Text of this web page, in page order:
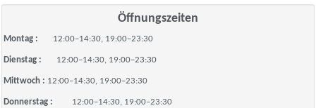
Öffnungszeiten
Montag : 12:00–14:30, 19:00–23:30
Dienstag : 12:00–14:30, 19:00–23:30
Mittwoch : 12:00–14:30, 19:00–23:30
Donnerstag : 12:00–14:30, 19:00–23:30